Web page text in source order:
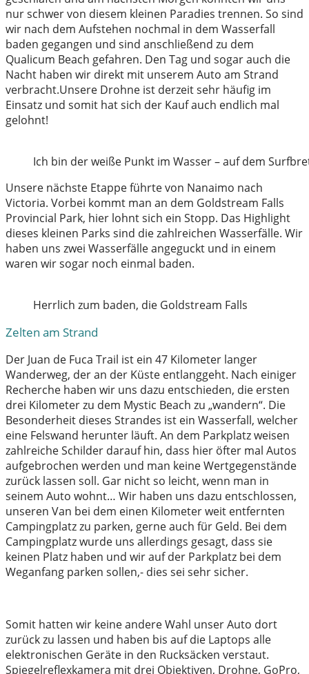
nur schwer von diesem kleinen Paradies trennen. So sind
wir nach dem Aufstehen nochmal in dem Wasserfall
baden gegangen und sind anschließend zu dem
Qualicum Beach gefahren. Den Tag und sogar auch die
Nacht haben wir direkt mit unserem Auto am Strand
verbracht.Unsere Drohne ist derzeit sehr häufig im
Einsatz und somit hat sich der Kauf auch endlich mal
gelohnt!
Ich bin der weiße Punkt im Wasser – auf dem
Unsere nächste Etappe führte von Nanaimo nach
Victoria. Vorbei kommt man an dem Goldstream Falls
Provincial Park, hier lohnt sich ein Stopp. Das Highlight
dieses kleinen Parks sind die zahlreichen Wasserfälle. Wir
haben uns zwei Wasserfälle angeguckt und in einem
waren wir sogar noch einmal baden.
Herrlich zum baden, die Goldstream Falls
Zelten am Strand
Der Juan de Fuca Trail ist ein 47 Kilometer langer
Wanderweg, der an der Küste entlanggeht. Nach einiger
Recherche haben wir uns dazu entschieden, die ersten
drei Kilometer zu dem Mystic Beach zu „wandern“. Die
Besonderheit dieses Strandes ist ein Wasserfall, welcher
eine Felswand herunter läuft. An dem Parkplatz weisen
zahlreiche Schilder darauf hin, dass hier öfter mal Autos
aufgebrochen werden und man keine Wertgegenstände
zurück lassen soll. Gar nicht so leicht, wenn man in
seinem Auto wohnt… Wir haben uns dazu entschlossen,
unseren Van bei dem einen Kilometer weit entfernten
Campingplatz zu parken, gerne auch für Geld. Bei dem
Campingplatz wurde uns allerdings gesagt, dass sie
keinen Platz haben und wir auf der Parkplatz bei dem
Weganfang parken sollen,- dies sei sehr sicher.
Somit hatten wir keine andere Wahl unser Auto dort
zurück zu lassen und haben bis auf die Laptops alle
elektronischen Geräte in den Rucksäcken verstaut.
Spiegelreflexkamera mit drei Objektiven, Drohne, GoPro,